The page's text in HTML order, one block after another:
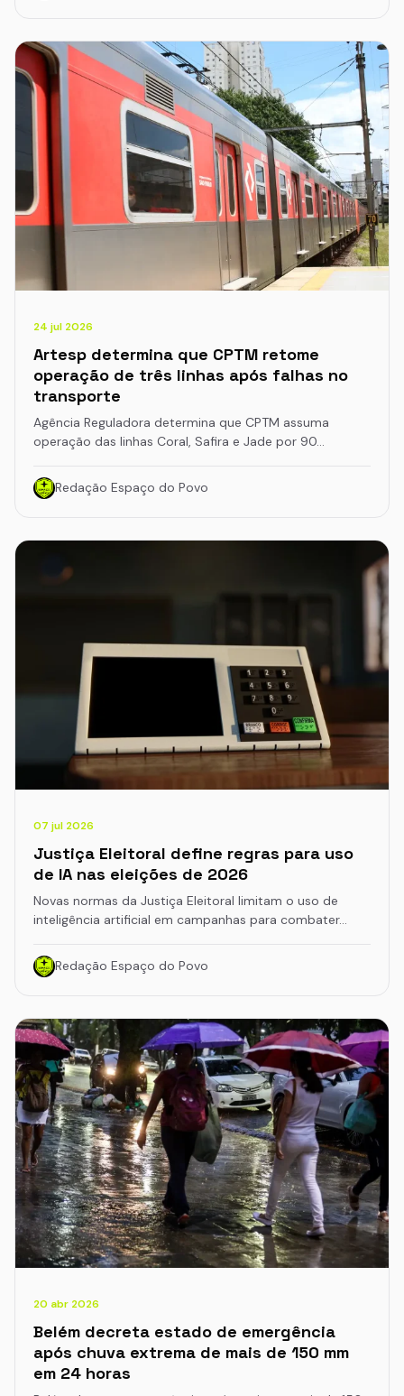
24 jul 2026
Artesp determina que CPTM retome
operação de três linhas após falhas no
transporte
Agência Reguladora determina que CPTM assuma
operação das linhas Coral, Safira e Jade por 90…
Redação Espaço do Povo
07 jul 2026
Justiça Eleitoral define regras para uso
de IA nas eleições de 2026
Novas normas da Justiça Eleitoral limitam o uso de
inteligência artificial em campanhas para combater…
Redação Espaço do Povo
20 abr 2026
Belém decreta estado de emergência
após chuva extrema de mais de 150 mm
em 24 horas